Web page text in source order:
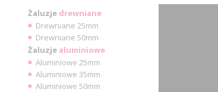
Żaluzje drewniane
Drewniane 25mm
Drewniane 50mm
Żaluzje aluminiowe
Aluminiowe 25mm
Aluminiowe 35mm
Aluminiowe 50mm